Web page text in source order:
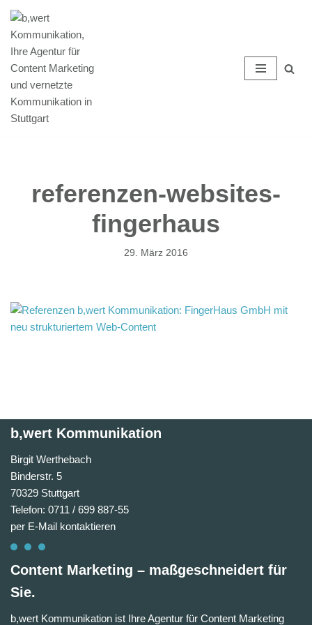
Zum
Inhalt
springen
referenzen-websites-
fingerhaus
29. März 2016
b,wert Kommunikation
Birgit Werthebach
Binderstr. 5
70329 Stuttgart
Telefon: 0711 / 699 887-55
per E-Mail kontaktieren
Content Marketing – maßgeschneidert für
Sie.
b,wert Kommunikation ist Ihre Agentur für Content Marketing